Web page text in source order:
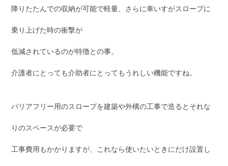
降りたたんでの収納が可能で軽量、さらに車いすがスロープに
乗り上げた時の衝撃が
低減されているのが特徴との事。
介護者にとっても介助者にとってもうれしい機能ですね。
バリアフリー用のスロープを建築や外構の工事で造るとそれな
りのスペースが必要で
工事費用もかかりますが、これなら使いたいときにだけ設置し